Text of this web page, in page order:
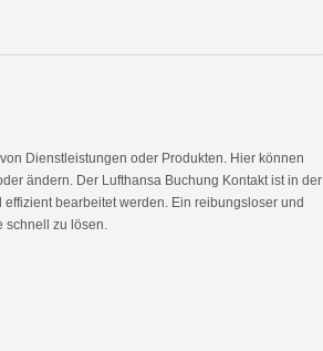
Dienstleistungen oder Produkten. Hier können
ändern. Der Lufthansa Buchung Kontakt ist in der
bearbeitet werden. Ein reibungsloser und
zu lösen.